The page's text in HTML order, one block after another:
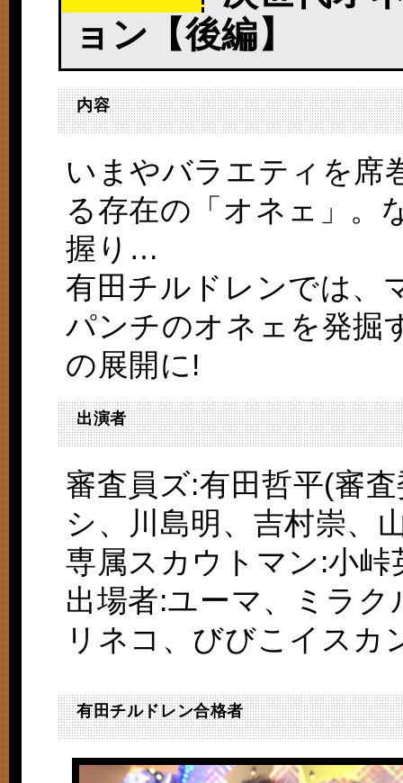
ョン【後編】
内容
いまやバラエティを席
る存在の「オネェ」。
握り…
有田チルドレンでは、
パンチのオネェを発掘
の展開に!
出演者
審査員ズ:有田哲平(審
シ、川島明、吉村崇、
専属スカウトマン:小峠
出場者:ユーマ、ミラ
リネコ、びびこイスカ
有田チルドレン合格者